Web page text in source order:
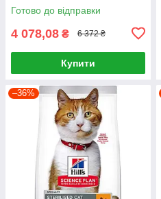
Готово до відправки
4 078,08 ₴ 6 372 ₴
Купити
–36%